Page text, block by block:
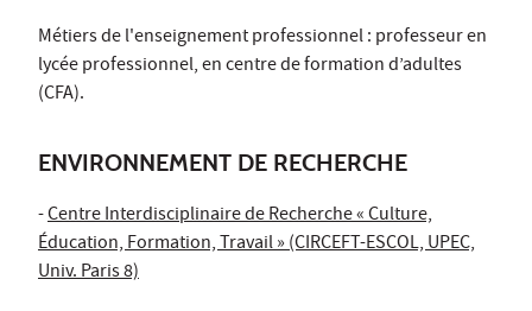
Métiers de l'enseignement professionnel : professeur en
lycée professionnel, en centre de formation d’adultes
(CFA).
ENVIRONNEMENT DE RECHERCHE
-Centre Interdisciplinaire de Recherche « Culture,
Éducation, Formation, Travail » (CIRCEFT-ESCOL, UPEC,
Univ. Paris 8)